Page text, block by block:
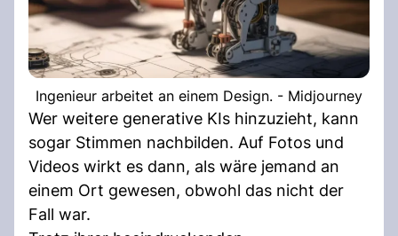
Ingenieur arbeitet an einem Design. - Midjourney
Wer weitere generative KIs hinzuzieht, kann
sogar Stimmen nachbilden. Auf Fotos und
Videos wirkt es dann, als wäre jemand an
einem Ort gewesen, obwohl das nicht der
Fall war.